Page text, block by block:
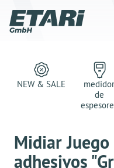
NEW & SALE
medidor
de
Midiar
adhesivos